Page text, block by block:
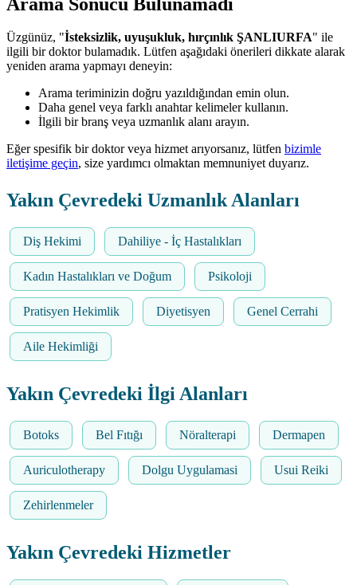
Üzgünüz, "İsteksizlik, uyuşukluk, hırçınlık ŞANLIURFA" ile
ilgili bir doktor bulamadık. Lütfen aşağıdaki önerileri dikkate alarak
yeniden arama yapmayı deneyin:
Arama teriminizin doğru yazıldığından emin olun.
Daha genel veya farklı anahtar kelimeler kullanın.
İlgili bir branş veya uzmanlık alanı arayın.
Eğer spesifik bir doktor veya hizmet arıyorsanız, lütfen bizimle
iletişime geçin, size yardımcı olmaktan memnuniyet duyarız.
Yakın Çevredeki Uzmanlık Alanları
Diş Hekimi Dahiliye - İç Hastalıkları
Kadın Hastalıkları ve Doğum Psikoloji
Pratisyen Hekimlik Diyetisyen Genel Cerrahi
Aile Hekimliği
Yakın Çevredeki İlgi Alanları
Botoks Bel Fıtığı Nöralterapi Dermapen
Auriculotherapy Dolgu Uygulamasi Usui Reiki
Zehirlenmeler
Yakın Çevredeki Hizmetler